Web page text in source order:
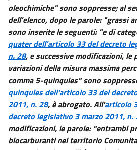
oleochimiche" sono soppresse; al
dell'elenco, dopo le parole: "grassi
sono inserite le seguenti: "e di
quater dell'articolo 33 del decreto
n. 28, e successive modificazioni,
variazioni della misura massima
comma 5-quinquies" sono
quinquies dell'articolo 33 del
2011, n. 28, è abrogato. All'articolo
decreto legislativo 3 marzo 2011, n.
modificazioni, le parole: "entrambi
biocarburanti nel territorio